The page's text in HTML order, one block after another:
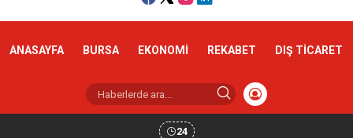
ANASAYFA BURSA EKONOMİ REKABET DIŞ TİCARET
24